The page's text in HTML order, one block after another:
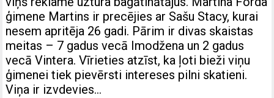
ģimene Martins ir precējies ar Sašu Stacy, kurai
nesem apritēja 26 gadi. Pārim ir divas skaistas
meitas – 7 gadus vecā Imodžena un 2 gadus
vecā Vintera. Vīrieties atzīst, ka ļoti bieži viņu
ģimenei tiek pievērsti intereses pilni skatieni.
Viņa ir izvdevies…